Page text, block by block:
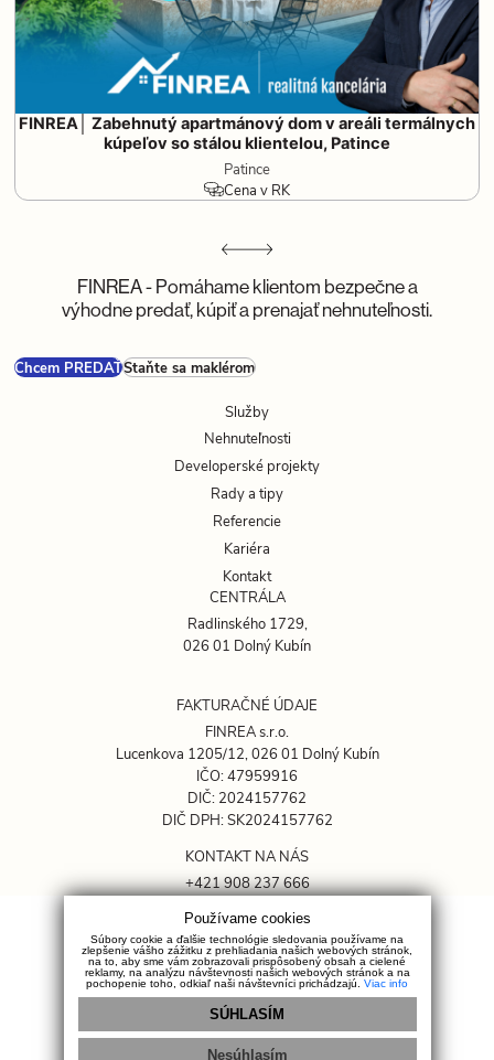
FINREA│ Zabehnutý apartmánový dom v areáli termálnych
kúpeľov so stálou klientelou, Patince
Patince
Cena v RK
FINREA - Pomáhame klientom bezpečne a
výhodne predať, kúpiť a prenajať nehnuteľnosti.
Chcem PREDAŤStaňte sa maklérom
Služby
Nehnuteľnosti
Developerské projekty
Rady a tipy
Referencie
Kariéra
Kontakt
CENTRÁLA
Radlinského 1729,
026 01 Dolný Kubín
FAKTURAČNÉ ÚDAJE
FINREA s.r.o.
Lucenkova 1205/12, 026 01 Dolný Kubín
IČO: 47959916
DIČ: 2024157762
DIČ DPH: SK2024157762
KONTAKT NA NÁS
+421 908 237 666
rkovacik@finrea.sk
OCHRANA SÚKROMIA
GDPR
Cookies
Sociálne siete
Používame cookies
Súbory cookie a ďalšie technológie sledovania používame na
zlepšenie vášho zážitku z prehliadania našich webových stránok,
na to, aby sme vám zobrazovali prispôsobený obsah a cielené
reklamy, na analýzu návštevnosti našich webových stránok a na
pochopenie toho, odkiaľ naši návštevníci prichádzajú. Viac info
SÚHLASÍM
Nesúhlasím